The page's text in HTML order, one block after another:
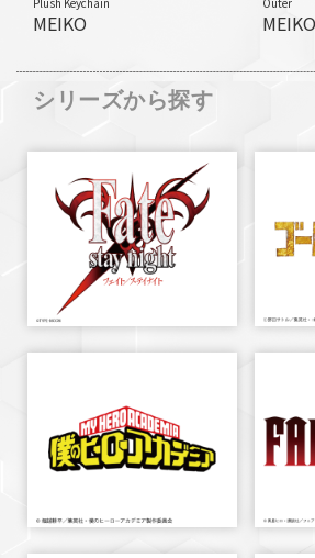
MEIKO MEIKO
シリーズから探す